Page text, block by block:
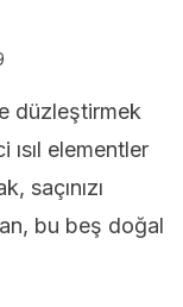
düzleştirmek
elementler
saçınızı
bu beş doğal